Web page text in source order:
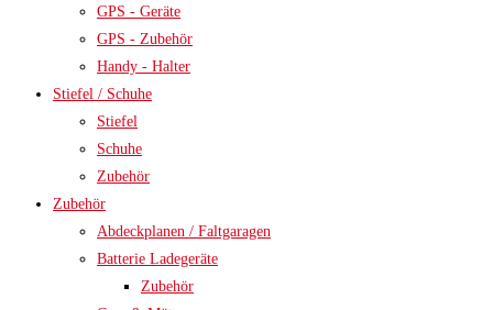
GPS - Geräte
GPS - Zubehör
Handy - Halter
Stiefel / Schuhe
Stiefel
Schuhe
Zubehör
Zubehör
Abdeckplanen / Faltgaragen
Batterie Ladegeräte
Zubehör